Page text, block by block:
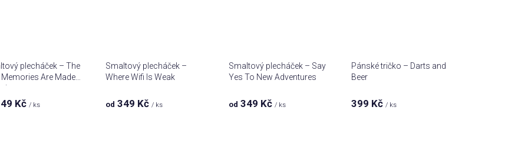
plecháček – The
Memories Are Made
Kč / ks
Smaltový plecháček –
Where Wifi Is Weak
od 349 Kč/ ks
Smaltový plecháček – Say
Yes To New Adventures
od 349 Kč / ks
Pánské tričko – Darts and
Beer
399 Kč / ks